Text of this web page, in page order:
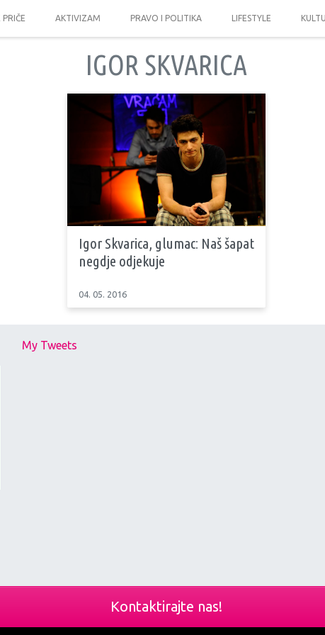
PRIČE AKTIVIZAM PRAVO I POLITIKA LIFESTYLE
IGOR SKVARICA
Igor Skvarica, glumac: Naš šapat
negdje odjekuje
04. 05. 2016
My Tweets
Kontaktirajte nas!